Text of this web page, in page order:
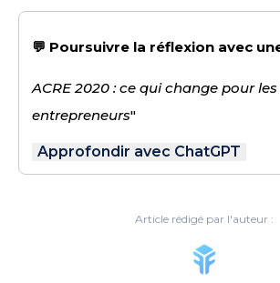
💬 Poursuivre la réflexion avec
ACRE 2020 : ce qui change pour
entrepreneurs"
Approfondir avec ChatGPT
Article rédigé par l'auteur :